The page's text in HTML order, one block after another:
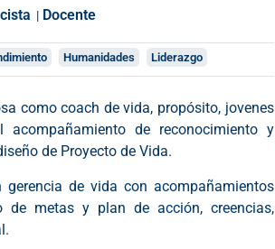
| Docente
Humanidades Liderazgo
como coach de vida, propósito, jovenes
de reconocimiento y
de Proyecto de Vida.
gerencia de vida con acompañamientos
de metas y plan de acción, creencias,